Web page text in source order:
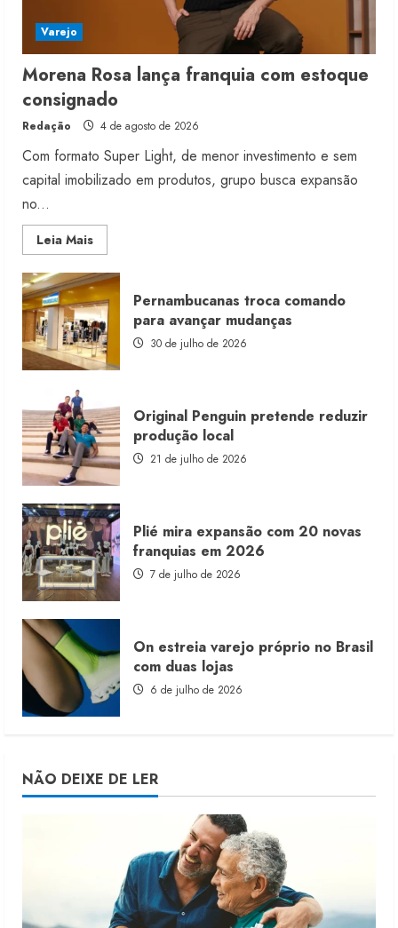
Varejo
Morena Rosa lança franquia com estoque
consignado
Redação 4 de agosto de 2026
Com formato Super Light, de menor investimento e sem
capital imobilizado em produtos, grupo busca expansão
no...
Leia MaisRead
more
Morena
Rosa
lança
franquia
com
estoque
consignado
Pernambucanas troca comando
para avançar mudanças
30 de julho de 2026
Original Penguin pretende reduzir
produção local
21 de julho de 2026
Plié mira expansão com 20 novas
franquias em 2026
7 de julho de 2026
On estreia varejo próprio no Brasil
com duas lojas
6 de julho de 2026
NÃO DEIXE DE LER